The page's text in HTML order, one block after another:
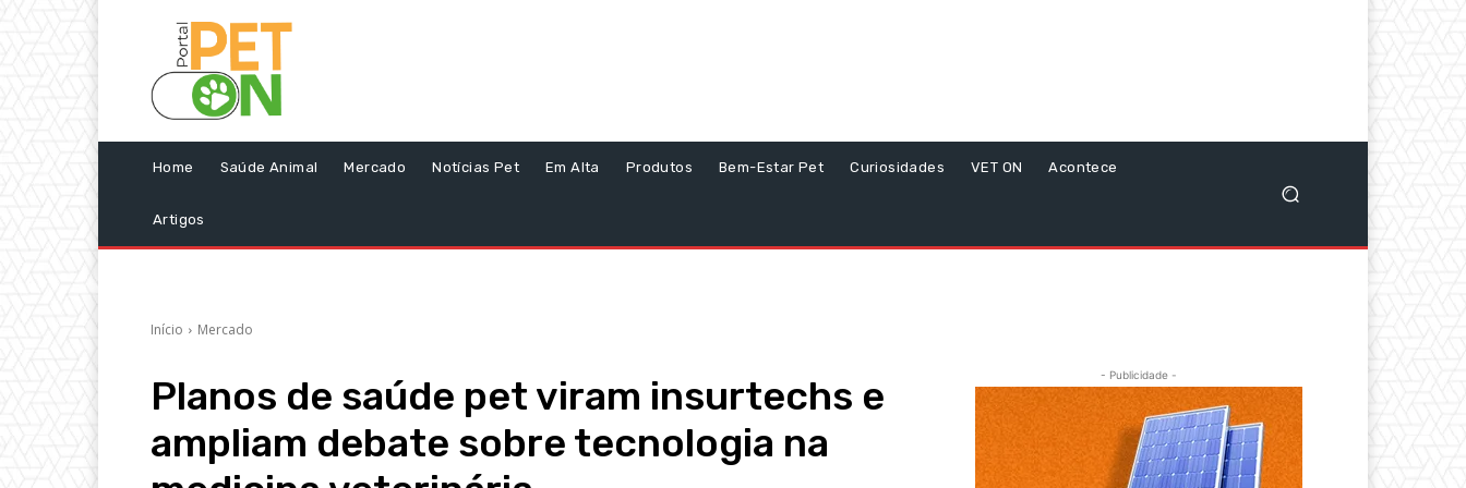
Home Saúde Animal Mercado Notícias Pet Em Alta Produtos Bem-Estar Pet Curiosidades VET ON Acontece
Artigos
Início Mercado
Planos de saúde pet viram insurtechs e
ampliam debate sobre tecnologia na
- Publicidade -